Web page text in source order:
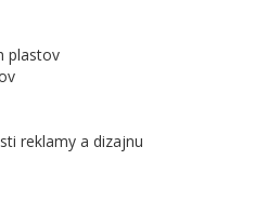
plastov
reklamy a dizajnu